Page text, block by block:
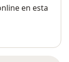
en esta